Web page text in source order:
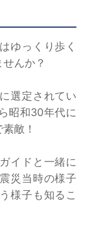
ゆっくり歩く
んか？
選定されてい
昭和30年代に
敵！
イドと一緒に
災当時の様子
様子も知るこ